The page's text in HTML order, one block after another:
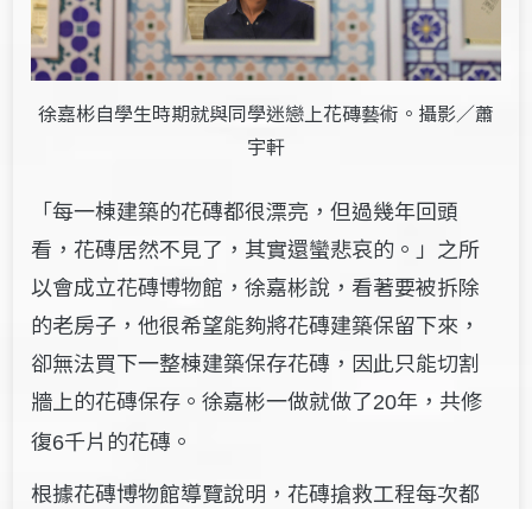
徐嘉彬自學生時期就與同學迷戀上花磚藝術。攝影／蕭
宇軒
「每一棟建築的花磚都很漂亮，但過幾年回頭
看，花磚居然不見了，其實還蠻悲哀的。」之所
以會成立花磚博物館，徐嘉彬說，看著要被拆除
的老房子，他很希望能夠將花磚建築保留下來，
卻無法買下一整棟建築保存花磚，因此只能切割
牆上的花磚保存。徐嘉彬一做就做了20年，共修
復6千片的花磚。
根據花磚博物館導覽說明，花磚搶救工程每次都